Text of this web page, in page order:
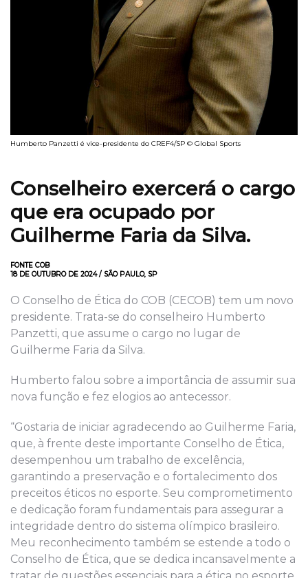
Humberto Panzetti é vice-presidente do CREF4/SP © Global Sports
Conselheiro exercerá o cargo
que era ocupado por
Guilherme Faria da Silva.
FONTE COB
18 DE OUTUBRO DE 2024 / SÃO PAULO, SP
O Conselho de Ética do COB (CECOB) tem um novo
presidente. Trata-se do conselheiro Humberto
Panzetti, que assume o cargo no lugar de
Guilherme Faria da Silva.
Humberto falou sobre a importância de assumir sua
nova função e fez elogios ao antecessor.
“Gostaria de iniciar agradecendo ao Guilherme Faria,
que, à frente deste importante Conselho de Ética,
desempenhou um trabalho de excelência,
garantindo a preservação e o fortalecimento dos
preceitos éticos no esporte. Seu comprometimento
e dedicação foram fundamentais para assegurar a
integridade dentro do sistema olímpico brasileiro.
Meu reconhecimento também se estende a todo o
Conselho de Ética, que se dedica incansavelmente a